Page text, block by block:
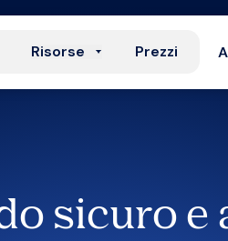
Risorse Prezzi
sicuro